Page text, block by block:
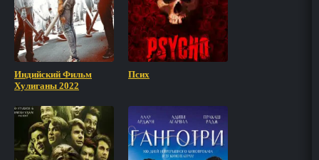
Индийский Фильм
Хулиганы 2022
Псих